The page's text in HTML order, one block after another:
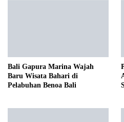
Bali Gapura Marina Wajah
Baru Wisata Bahari di
Pelabuhan Benoa Bali